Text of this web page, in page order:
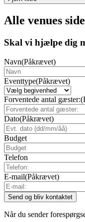
Alle venues
Skal vi hjælpe dig
Navn(Påkrævet)
Eventtype(Påkrævet)
Forventede antal gæster:
Dato(Påkrævet)
Budget
Telefon
E-mail(Påkrævet)
Når du sender